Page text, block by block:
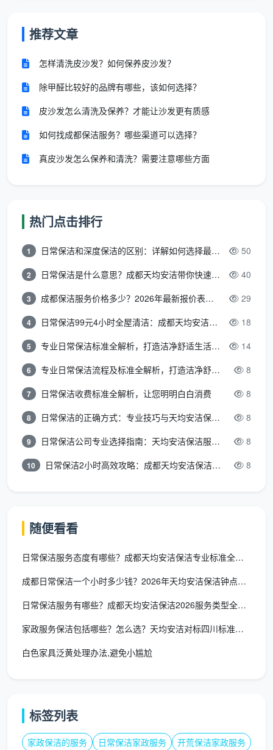
推荐文章
怎样清洗皮沙发？如何保养皮沙发？
除甲醛比较好的品牌有哪些，该如何选择？
皮沙发怎么清洗及保养？才能让沙发更有质感
如何找成都保洁服务？哪些渠道可以选择？
真皮沙发怎么保养和清洗？需要注意哪些方面
热门点击排行
1 日常保洁和深度保洁的区别：详解如何选择最适合的清洁服务 50
2 日常保洁是什么意思？成都天均安洁带你快速区分“日常vs深度vs开荒” 40
3 成都保洁服务价格多少？2026年最新报价表来了，这一篇看透所有费用 29
4 日常保洁99元4小时全屋清洁：成都天均安洁保洁超值服务全解析 18
5 专业日常保洁标准全解析，打造洁净舒适生活空间 14
6 专业日常保洁流程及标准全解析，打造洁净舒适环境 8
7 日常保洁收费标准全解析，让您明明白白消费 8
8 日常保洁的正确方式：专业技巧与天均安洁保洁服务全解析 8
9 日常保洁公司专业选择指南：天均安洁保洁服务全解析 8
10 日常保洁2小时高效攻略：成都天均安洁保洁专业时间管理方案 8
随便看看
日常保洁服务态度有哪些？成都天均安洁保洁专业标准全解析
成都日常保洁一个小时多少钱？2026年天均安洁保洁钟点工价格
日常保洁服务有哪些？成都天均安洁保洁2026服务类型全解析
家政服务保洁包括哪些？怎么选？天均安洁对标四川标准一文讲透
白色家具泛黄处理办法,避免小尴尬
标签列表
家政保洁的服务 日常保洁家政服务
开荒保洁家政服务